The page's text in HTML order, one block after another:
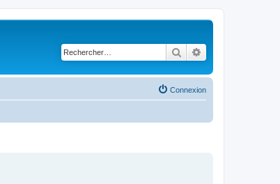
Rechercher
Connexion